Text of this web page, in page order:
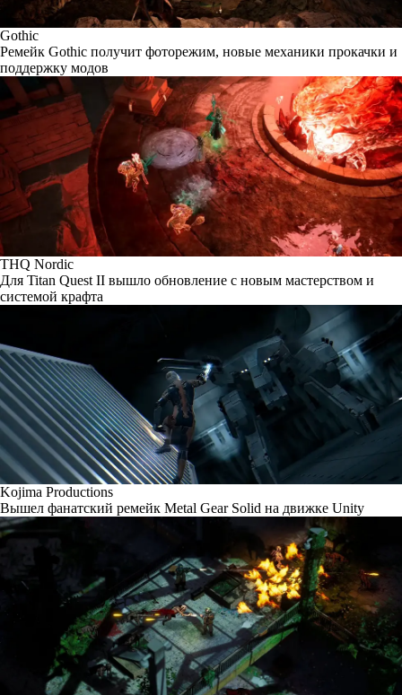
Gothic
Ремейк Gothic получит фоторежим, новые механики прокачки и
поддержку модов
THQ Nordic
Для Titan Quest II вышло обновление с новым мастерством и
системой крафта
Kojima Productions
Вышел фанатский ремейк Metal Gear Solid на движке Unity